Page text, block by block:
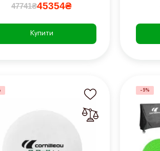
47741₴45354₴
Купити
-5%